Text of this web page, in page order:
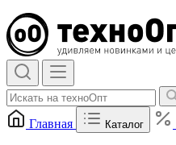
Главная Каталог